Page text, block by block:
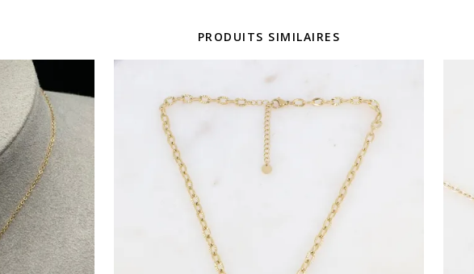
PRODUITS SIMILAIRES